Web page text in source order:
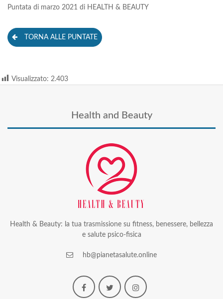
Puntata di marzo 2021 di HEALTH & BEAUTY
TORNA ALLE PUNTATE
Visualizzato: 2.403
Health and Beauty
Health & Beauty: la tua trasmissione su fitness, benessere, bellezza
e salute psico-fisica
hb@pianetasalute.online